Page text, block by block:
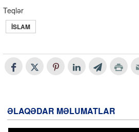
Teqlər
İSLAM
ƏLAQƏDAR MƏLUMATLAR